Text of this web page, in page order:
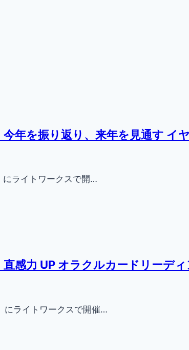
今年を振り返り、来年を見通す イ
にライトワークスで開…
直感力 UP オラクルカードリーデ
にライトワークスで開催…